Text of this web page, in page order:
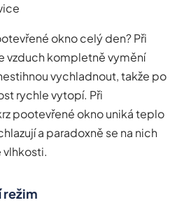
okno celý den? Při
vzduch kompletně vymění
vychladnout, takže po
rychle vytopí. Při
pootevřené okno uniká teplo
a paradoxně se na nich
vlhkosti.
režim